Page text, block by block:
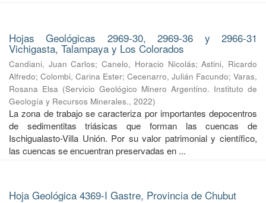
Hojas Geológicas 2969-30, 2969-36 y 2966-31
Vichigasta, Talampaya y Los Colorados
Candiani, Juan Carlos;Canelo, Horacio Nicolás;Astini, Ricardo
Alfredo; Colombi, Carina Ester; Cecenarro, Julián Facundo; Varas,
Rosana Elsa (Servicio Geológico Minero Argentino. Instituto de
Geología y Recursos Minerales., 2022)
La zona de trabajo se caracteriza por importantes depocentros
de sedimentitas triásicas que forman las cuencas de
Ischigualasto-Villa Unión. Por su valor patrimonial y cientíﬁco,
las cuencas se encuentran preservadas en ...
Hoja Geológica 4369-I Gastre, Provincia de Chubut